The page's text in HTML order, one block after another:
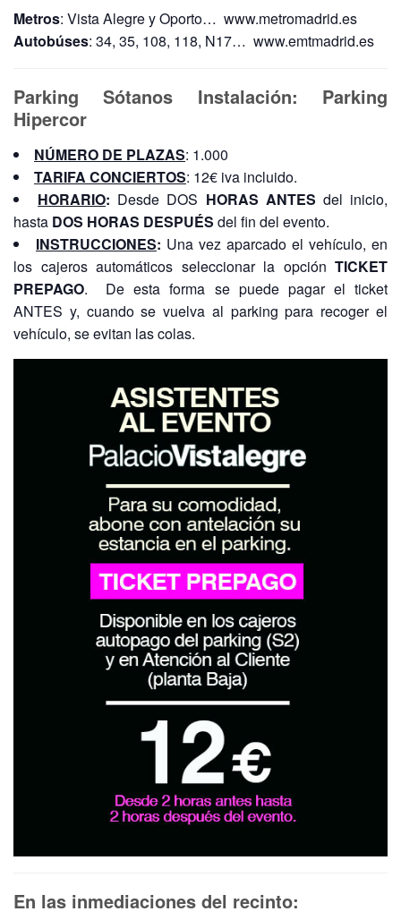
Metros: Vista Alegre y Oporto… www.metromadrid.es
Autobúses: 34, 35, 108, 118, N17… www.emtmadrid.es
Parking Sótanos Instalación: Parking
Hipercor
NÚMERO DE PLAZAS: 1.000
TARIFA CONCIERTOS: 12€ iva incluido.
HORARIO: Desde DOS HORAS ANTES del inicio,
hasta DOS HORAS DESPUÉS del fin del evento.
INSTRUCCIONES: Una vez aparcado el vehículo, en
los cajeros automáticos seleccionar la opción TICKET
PREPAGO. De esta forma se puede pagar el ticket
ANTES y, cuando se vuelva al parking para recoger el
vehículo, se evitan las colas.
En las inmediaciones del recinto: